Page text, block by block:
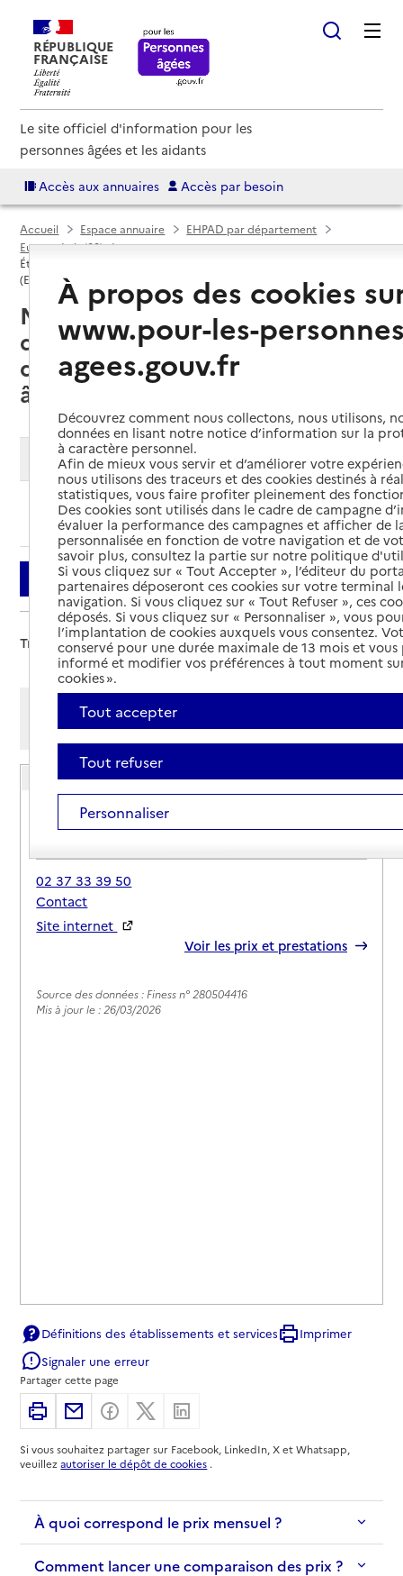
RÉPUBLIQUE
FRANÇAISE
Le site officiel d'information pour les
personnes âgées et les aidants
Accès aux annuaires Accès par besoin
Accueil Espace annuaire
EHPAD par département
Eure-et-Loir (28)
Établissement d'hébergement pour personnes âgées dépendantes
(EHPAD)
Nogent-le-Phaye (28630) : liste
des établissements
d'hébergement pour personnes
âgées dépendantes (EHPAD)
Modifier ma recherche
Ajouter cette recherche aux favoris
Filtrer
Trier par :
Afficher les résultats par:
Mode liste
Mode carte
EHPAD Les Jardins d'automne
Adresse
24 rue de la Boissière
28630-Nogent-le-Phaye
02 37 33 39 50
Contact
Site internet
Voir les prix et prestations
Source des données : Finess n° 280504416
Mis à jour le : 26/03/2026
Définitions des établissements et services
Imprimer
Signaler une erreur
Partager cette page
ImprimerPartager par email
Partager sur Facebook
Partager sur X
Si vous souhaitez partager sur Facebook, LinkedIn, X et Whatsapp,
veuillezautoriser le dépôt de cookies .
À quoi correspond le prix mensuel ?
Comment lancer une comparaison des prix ?
À propos des cookies
www.pour-les-
agees.gouv.fr
Découvrez comment nous collectons, nous utilisons,
données en lisant notre notice d’information sur la
à caractère personnel.
Afin de mieux vous servir et d’améliorer votre
nous utilisons des traceurs et des cookies destinés à
statistiques, vous faire profiter pleinement des
Des cookies sont utilisés dans le cadre de campagne
évaluer la performance des campagnes et afficher de
personnalisée en fonction de votre navigation et de
savoir plus, consultez la partie sur notre politique
Si vous cliquez sur « Tout Accepter », l’éditeur du
partenaires déposeront ces cookies sur votre terminal
navigation. Si vous cliquez sur « Tout Refuser », ces
déposés. Si vous cliquez sur « Personnaliser », vous
l’implantation de cookies auxquels vous consentez.
conservé pour une durée maximale de 13 mois et
informé et modifier vos préférences à tout moment
cookies ».
Tout accepter
Tout refuser
Personnaliser